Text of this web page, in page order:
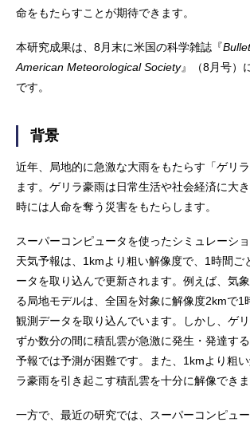
命をもたらすことが期待できます。
本研究成果は、8月末に米国の科学雑誌『
American Meteorological Society』（8月号）
です。
背景
近年、局地的に急激な大雨をもたらす「ゲリ
ます。ゲリラ豪雨は日常生活や社会経済に大き
時には人命を奪う災害をもたらします。
スーパーコンピュータを使ったシミュレーシ
天気予報は、1kmより粗い解像度で、1時間ご
ータを取り込んで更新されます。例えば、気
る局地モデルは、全国を対象に解像度2kmで1
観測データを取り込んでいます。しかし、ゲ
ずか数分の間に積乱雲が急激に発生・発達す
予報では予測が困難です。また、1kmより粗
ラ豪雨を引き起こす積乱雲を十分に解像できま
一方で、最近の研究では、スーパーコンピュ